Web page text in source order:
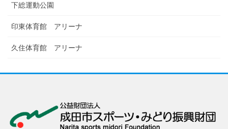
下総運動公園
印東体育館 アリーナ
久住体育館 アリーナ